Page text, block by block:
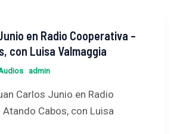
en Radio Cooperativa –
con Luisa Valmaggia
admin
Carlos Junio en Radio
Cabos, con Luisa